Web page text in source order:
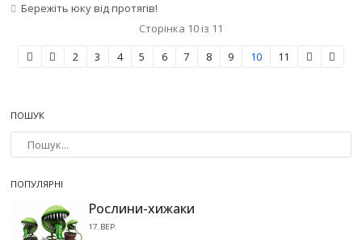
Бережіть юку від протягів!
Сторінка 10 із 11
2
3 4 5 6 7 8 9 10 11
ПОШУК
ПОПУЛЯРНІ
Рослини-хижаки
17.ВЕР.